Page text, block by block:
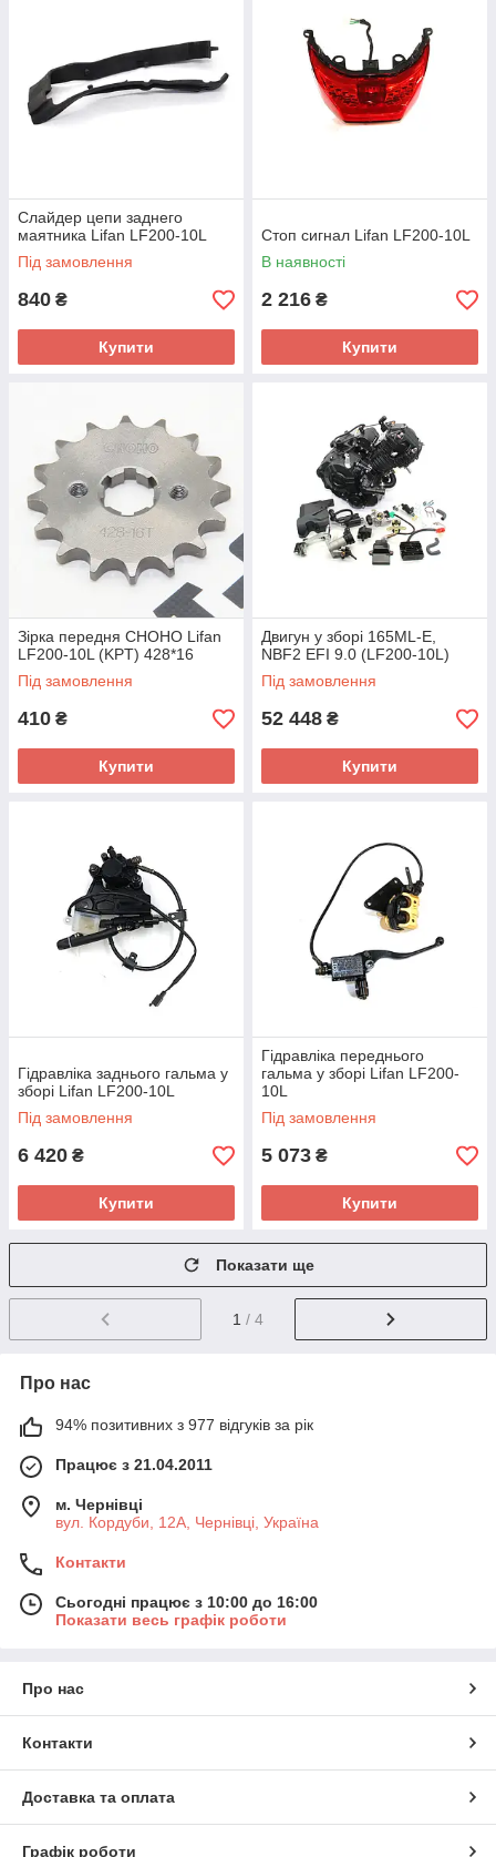
Слайдер цепи заднего
маятника Lifan LF200-10L
Під замовлення
840 ₴
Купити
Стоп сигнал Lifan LF200-10L
В наявності
2 216 ₴
Купити
Зірка передня CHOHO Lifan
LF200-10L (KPT) 428*16
Під замовлення
410 ₴
Купити
Двигун у зборі 165ML-E,
NBF2 EFI 9.0 (LF200-10L)
Під замовлення
52 448 ₴
Купити
Гідравліка заднього гальма у
зборі Lifan LF200-10L
Під замовлення
6 420 ₴
Купити
Гідравліка переднього
гальма у зборі Lifan LF200-
10L
Під замовлення
5 073 ₴
Купити
Показати ще
1 / 4
Про нас
94% позитивних з 977 відгуків за рік
Працює з 21.04.2011
м. Чернівці
вул. Кордуби, 12А, Чернівці, Україна
Контакти
Сьогодні працює з 10:00 до 16:00
Показати весь графік роботи
Про нас
Контакти
Доставка та оплата
Графік роботи